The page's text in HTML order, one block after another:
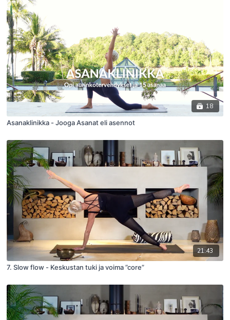
18
Asanaklinikka - Jooga Asanat eli asennot
21:43
7. Slow flow - Keskustan tuki ja voima ”core”